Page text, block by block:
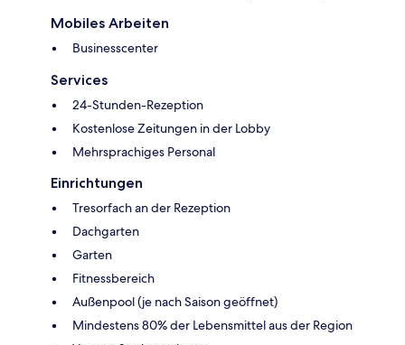
Mobiles Arbeiten
Businesscenter
Services
24-Stunden-Rezeption
Kostenlose Zeitungen in der Lobby
Mehrsprachiges Personal
Einrichtungen
Tresorfach an der Rezeption
Dachgarten
Garten
Fitnessbereich
Außenpool (je nach Saison geöffnet)
Mindestens 80% der Lebensmittel aus der Region